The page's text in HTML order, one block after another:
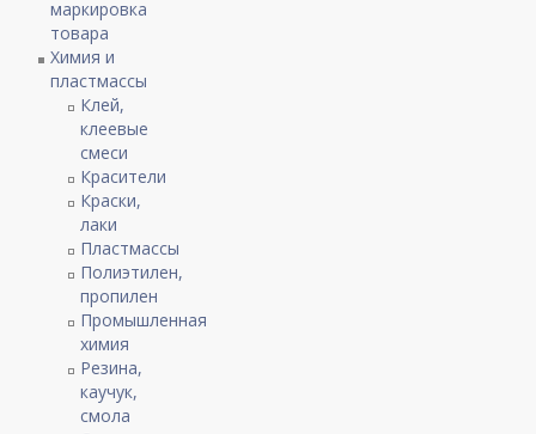
маркировка
товара
Химия и
пластмассы
Клей,
клеевые
смеси
Красители
Краски,
лаки
Пластмассы
Полиэтилен,
пропилен
Промышленная
химия
Резина,
каучук,
смола